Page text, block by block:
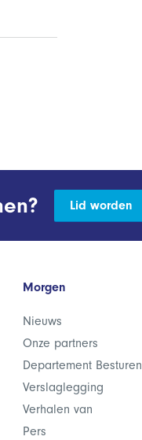
Lid worden
Morgen
Nieuws
Onze partners
Departement Besturen
Verslaglegging
Verhalen van
Pers